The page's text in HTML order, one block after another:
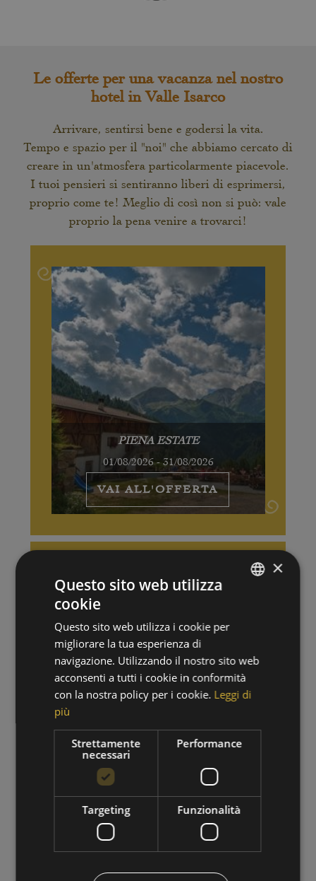
Le offerte per una vacanza nel nostro
hotel in Valle Isarco
Arrivare, sentirsi bene e godersi la vita.
Tempo e spazio per il "noi" che abbiamo cercato di
creare in un'atmosfera particolarmente piacevole.
I tuoi pensieri si sentiranno liberi di esprimersi,
proprio come te! Meglio di così non si può: vale
proprio la pena venire a trovarci!
PIENA ESTATE
01/08/2026 - 31/08/2026
VAI ALL'OFFERTA
PERIODO DI ESCURSIONI
01/09/2026 - 30/09/2026
VAI ALL'OFFERTA
×
Questo sito web utilizza
cookie
Questo sito web utilizza i cookie per
migliorare la tua esperienza di
navigazione. Utilizzando il nostro sito web
acconsenti a tutti i cookie in conformità
con la nostra policy per i cookie. Leggi di
più
Strettamente
necessari
Performance
Targeting Funzionalità